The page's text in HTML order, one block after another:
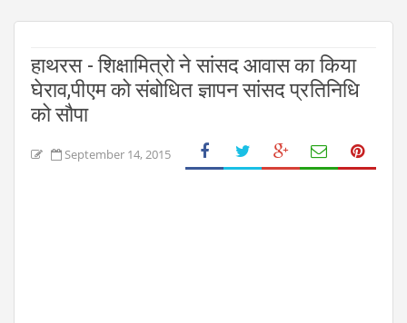
हाथरस - शिक्षामित्रो ने सांसद आवास का किया
घेराव,पीएम को संबोधित ज्ञापन सांसद प्रतिनिधि
को सौपा
September 14, 2015